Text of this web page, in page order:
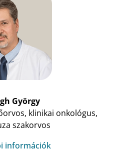
György
klinikai onkológus,
szakorvos
információk